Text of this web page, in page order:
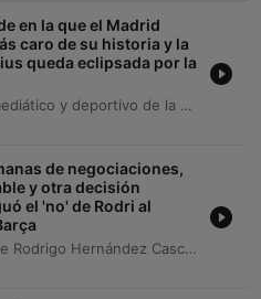
en la que el Madrid
caro de su historia y la
queda eclipsada por la
El episodio analiza el impacto mediático y deportivo de la decisión de Rodri de rechazar una oferta del Real Madrid para unirse al FC Barcelona. Se debate cómo este movimiento posiciona al Barça bajo el mando de Hansi Flick como un equipo con identidad clara y capacidad de liderazgo, frente a un Real Madrid que apuesta por la potencia ofensiva con fichajes como Diomandé y el regreso inesperado de José Mourinho al banquillo. La conversación explora las similitudes entre la temporada actual y la era de 2010, comparando las estructuras de ambos clubes y el papel estratégico de los centrocampistas. También se aborda la incertidumbre en el Real Madrid ante la falta de un mediocentro organizador tras la pérdida del jugador español.
de negociaciones,
y otra decisión
el 'no' de Rodri al
El episodio analiza la decisión de Rodrigo Hernández Cascante, conocido como Rodri, de rechazar una oferta del Real Madrid para unirse al FC Barcelona. A través de la información proporcionada por el agente del jugador, Pablo Barquero, se detalla que el club blanco realizó una propuesta muy competitiva y mantuvo negociaciones serias tras la victoria de España en el Mundial, destacando el trato respetuoso recibido por parte de la directiva madrileña. A pesar del interés y la apuesta económica del Real Madrid, Rodri ha optado por la propuesta del conjunto blaugrana. El programa también aborda la complejidad de la operación debido al vínculo contractual del jugador con el Manchester City, señalando que cualquier movimiento requiere un acuerdo entre los clubes, dado que el futbolista no posee una cláusula de rescisión.